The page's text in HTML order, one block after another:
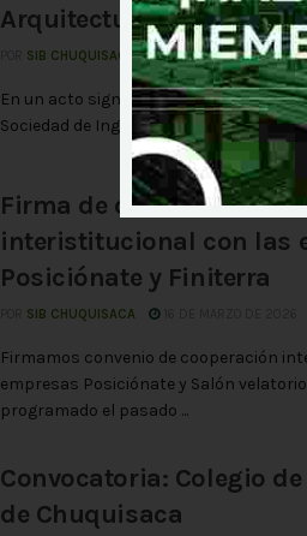
Arquitectura y Ciencias
SIB CHUQUISACA 23 DE MARZO DE 2026
En un acto significativo para el
Sociedad de Ingenieros de Bolivia
Firma de convenio de
interistitucional con las
Posiciónate y Finiterra
SIB CHUQUISACA 16 DE MARZO DE 2026
Firmamos convenio de cooperación
empresas Posiciónate y Salón
programado el pasado ...
Convocatoria: Colegio
de Chuquisaca